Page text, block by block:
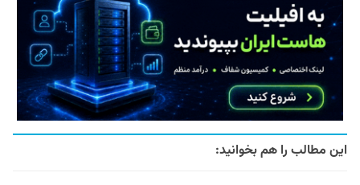
این مطالب را هم بخوانید: